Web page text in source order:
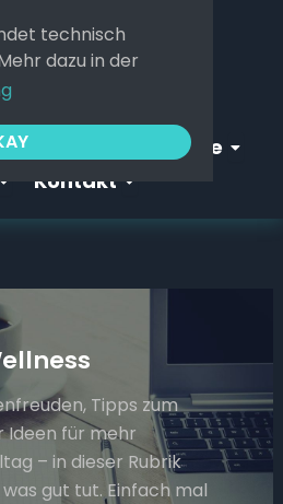
technisch
dazu in der
Open Webgeflüster
Service
Kontakt
Tipps zum
Ideen für mehr
– in dieser Rubrik
gut tut. Einfach mal